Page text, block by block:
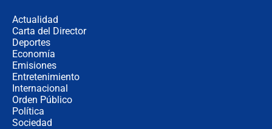
Actualidad
Carta del Director
Deportes
Economía
Emisiones
Entretenimiento
Internacional
Orden Público
Política
Sociedad